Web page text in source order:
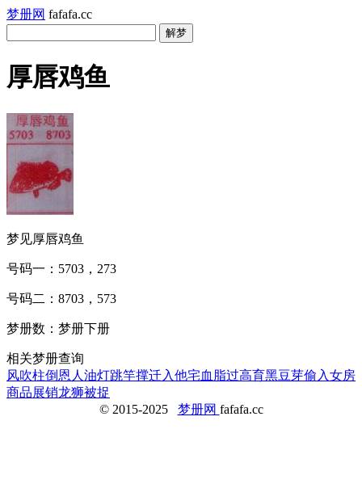
梦册网 fafafa.cc
厚唇鸡鱼
梦见厚唇鸡鱼
号码一：5703，273
号码二：8703，573
梦册数：梦册下册
相关梦册查询
风吹柱倒 恩人 油灯跳竿撑迁入他宅血脂过高育黑豆芽偷入女房
商品展销龙狮被捉
© 2015-2025 梦册网 fafafa.cc